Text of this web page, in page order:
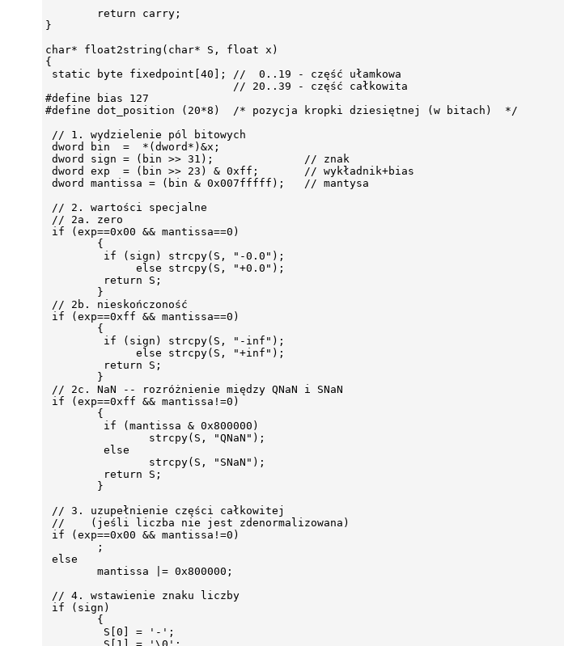
        return carry;
}
char* float2string(char* S, float x)
{
static byte fixedpoint[40]; //  0..19 - część ułamkowa
                             // 20..39 - część całkowita
#define bias 127
#define dot_position (20*8)  /* pozycja kropki dziesiętnej (w bitach)  */
// 1. wydzielenie pól bitowych
dword bin  =  *(dword*)&x;
dword sign = (bin >> 31);              // znak
dword exp  = (bin >> 23) & 0xff;       // wykładnik+bias
dword mantissa = (bin & 0x007fffff);   // mantysa
// 2. wartości specjalne
// 2a. zero
if (exp==0x00 && mantissa==0)
        {
         if (sign) strcpy(S, "-0.0");
              else strcpy(S, "+0.0");
         return S;
        }
// 2b. nieskończoność
if (exp==0xff && mantissa==0)
        {
         if (sign) strcpy(S, "-inf");
              else strcpy(S, "+inf");
         return S;
        }
// 2c. NaN -- rozróżnienie między QNaN i SNaN
if (exp==0xff && mantissa!=0)
        {
         if (mantissa & 0x800000)
                strcpy(S, "QNaN");
         else
                strcpy(S, "SNaN");
         return S;
        }
// 3. uzupełnienie części całkowitej
//    (jeśli liczba nie jest zdenormalizowana)
if (exp==0x00 && mantissa!=0)
        ;
else
        mantissa |= 0x800000;
// 4. wstawienie znaku liczby
if (sign)
        {
         S[0] = '-';